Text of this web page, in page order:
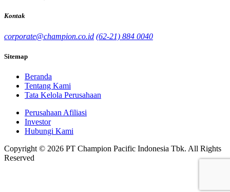
Kontak
corporate@champion.co.id (62-21) 884 0040
Sitemap
Beranda
Tentang Kami
Tata Kelola Perusahaan
Perusahaan Afiliasi
Investor
Hubungi Kami
Copyright © 2026 PT Champion Pacific Indonesia Tbk. All Rights
Reserved